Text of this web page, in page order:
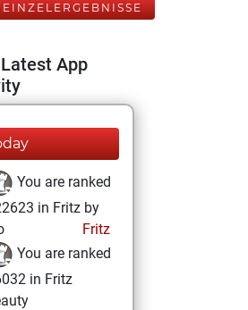
EINZELERGEBNISSE
App
You are ranked
in Fritz by
Fritz
You are ranked
in Fritz